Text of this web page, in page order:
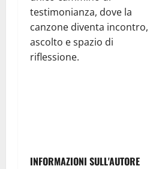
testimonianza, dove la
canzone diventa incontro,
ascolto e spazio di
riflessione.
INFORMAZIONI SULL'AUTORE